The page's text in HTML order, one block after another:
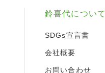
鈴喜代について
SDGs宣言書
会社概要
お問い合わせ